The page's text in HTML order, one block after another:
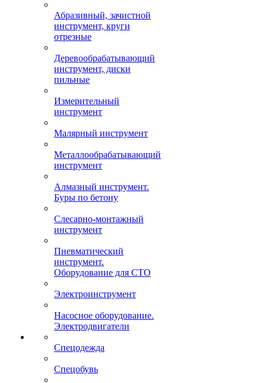
Абразивный, зачистной
инструмент, круги
отрезные
Деревообрабатывающий
инструмент, диски
пильные
Измерительный
инструмент
Малярный инструмент
Металлообрабатывающий
инструмент
Алмазный инструмент.
Буры по бетону
Слесарно-монтажный
инструмент
Пневматический
инструмент.
Оборудование для СТО
Электроинструмент
Насосное оборудование.
Электродвигатели
Спецодежда
Спецобувь